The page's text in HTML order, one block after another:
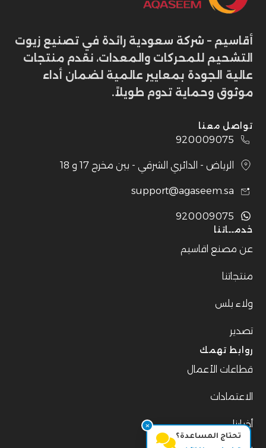
تحتاج المساعدة؟
أقاسيم – شركة سعودية رائدة في تصنيع زيوت
التشحيم للمحركات والمعدات، نقدم منتجات
عالية الجودة بمعايير عالمية لضمان أداء
موثوق وحماية تدوم طويلاً.
روابط تهمك
قطاعات الأعمال
الاعتمادات
أخبارنا
خدمــاتنا
️عن مصنع اقاسيم
️منتجاتنا
ولاء بلس
تصدير
تواصل معنا
920009075
الرياض - الدائري الشرقي - بين مخرج 17 و 18
support@agaseem.sa
920009075